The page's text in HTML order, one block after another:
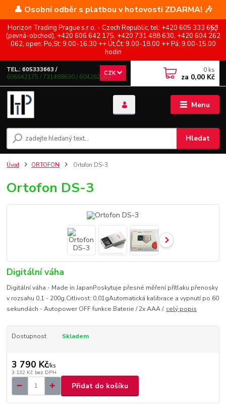
👤 Osobní odběr s platbou v hotovosti ZDARMA! 🎶
Horizon Trading Prague s.r.o. - Czech Republic, tel: +420 605 333 663
(pevná-obchod), +420 606 642 175, +420 731 488 630, +420 604 262
062, open: Po,St: 9.00-16.30 ++ Út,Čt: 9.00-18.00 ++ Pá: 9.00-15.00
hodin
Menu
CZK
Hledat
TEL.: 605333663 /
606642175 / 731488630 / 604262062
0 ks
za 0,00 Kč
Úvod ORTOFON Ortofon DS-3
Ortofon DS-3
Digitální váha
Digitální váha - Made in JapanPoskytuje přesné měření přítlaku přenosky
v rozsahu 0,1 - 200g.Citlivost: 0,01gAutomatická kalibrace a vypnutí po 60
sekundách - Autopower OFF funkce.Baterie / 2x AAA /. celý popis
Dostupnost Skladem
3 790 Kč/ks
3 132 Kč bez DPH
Přidat do košíku